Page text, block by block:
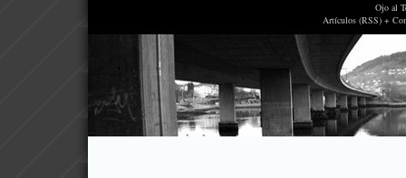
Ojo al
Artículos (RSS) +